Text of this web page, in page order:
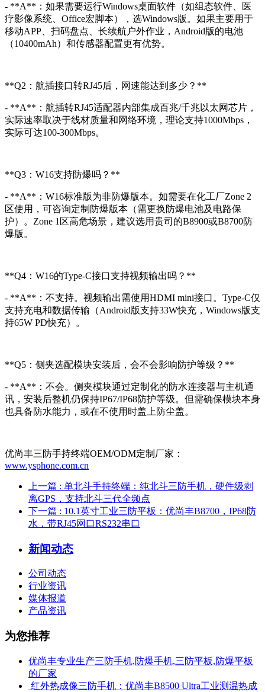
- **A**：如果需要运行Windows桌面软件（如组态软件、医
疗影像系统、Office宏脚本），选Windows版。如果主要用于
移动APP、扫码盘点、长续航户外作业，Android版的电池
（10400mAh）和传感器配置更有优势。
**Q2：航插接口转RJ45后，网速能达到多少？**
- **A**：航插转RJ45适配器内部集成百兆/千兆以太网芯片，
实际速率取决于线材质量和网络环境，理论支持1000Mbps，
实际可达100-300Mbps。
**Q3：W16支持防爆吗？**
- **A**：W16标准版为非防爆版本。如需要在化工厂Zone 2
区使用，可咨询定制防爆版本（需更换防爆电池及电路保
护）。Zone 1区高危场景，建议选用贵司的B8900或B8700防
爆版。
**Q4：W16的Type-C接口支持视频输出吗？**
- **A**：不支持。视频输出需使用HDMI mini接口。Type-C仅
支持充电和数据传输（Android版支持33W快充，Windows版支
持65W PD快充）。
**Q5：侧夹选配模块安装后，会不会影响防护等级？**
- **A**：不会。侧夹模块通过定制化的防水连接器与主机通
讯，安装后整机仍保持IP67/IP68防护等级。但需确保模块本身
也具备防水能力，或在不使用时盖上防尘盖。
优尚丰三防手持终端OEM/ODM定制厂家：
www.ysphone.com.cn
上一篇 : 单北斗手持终端：纯北斗三防手机，硬件级剥
离GPS，支持北斗三代全频点
下一篇 : 10.1英寸工业三防平板：优尚丰B8700，IP68防
水，带RJ45网口RS232串口
新闻动态
公司动态
行业资讯
媒体报道
产品资讯
为您推荐
优尚丰专业生产三防手机,防爆手机,三防平板,防爆平板
的厂家
​ 红外热成像三防手机：优尚丰B8500 Ultra工业测温热成